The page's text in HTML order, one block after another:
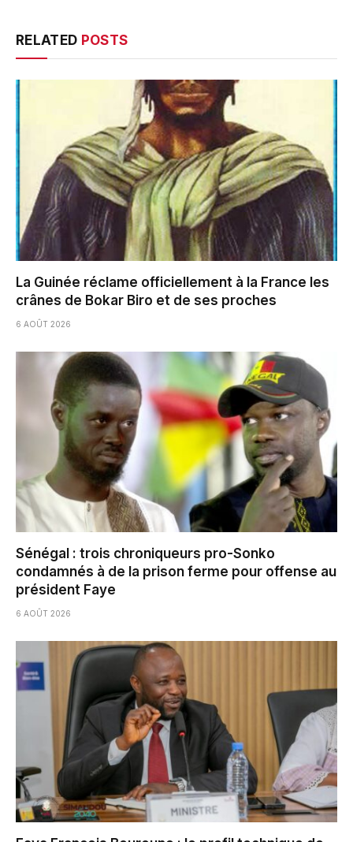
RELATED POSTS
La Guinée réclame officiellement à la France les
crânes de Bokar Biro et de ses proches
6 AOÛT 2026
Sénégal : trois chroniqueurs pro-Sonko
condamnés à de la prison ferme pour offense au
président Faye
6 AOÛT 2026